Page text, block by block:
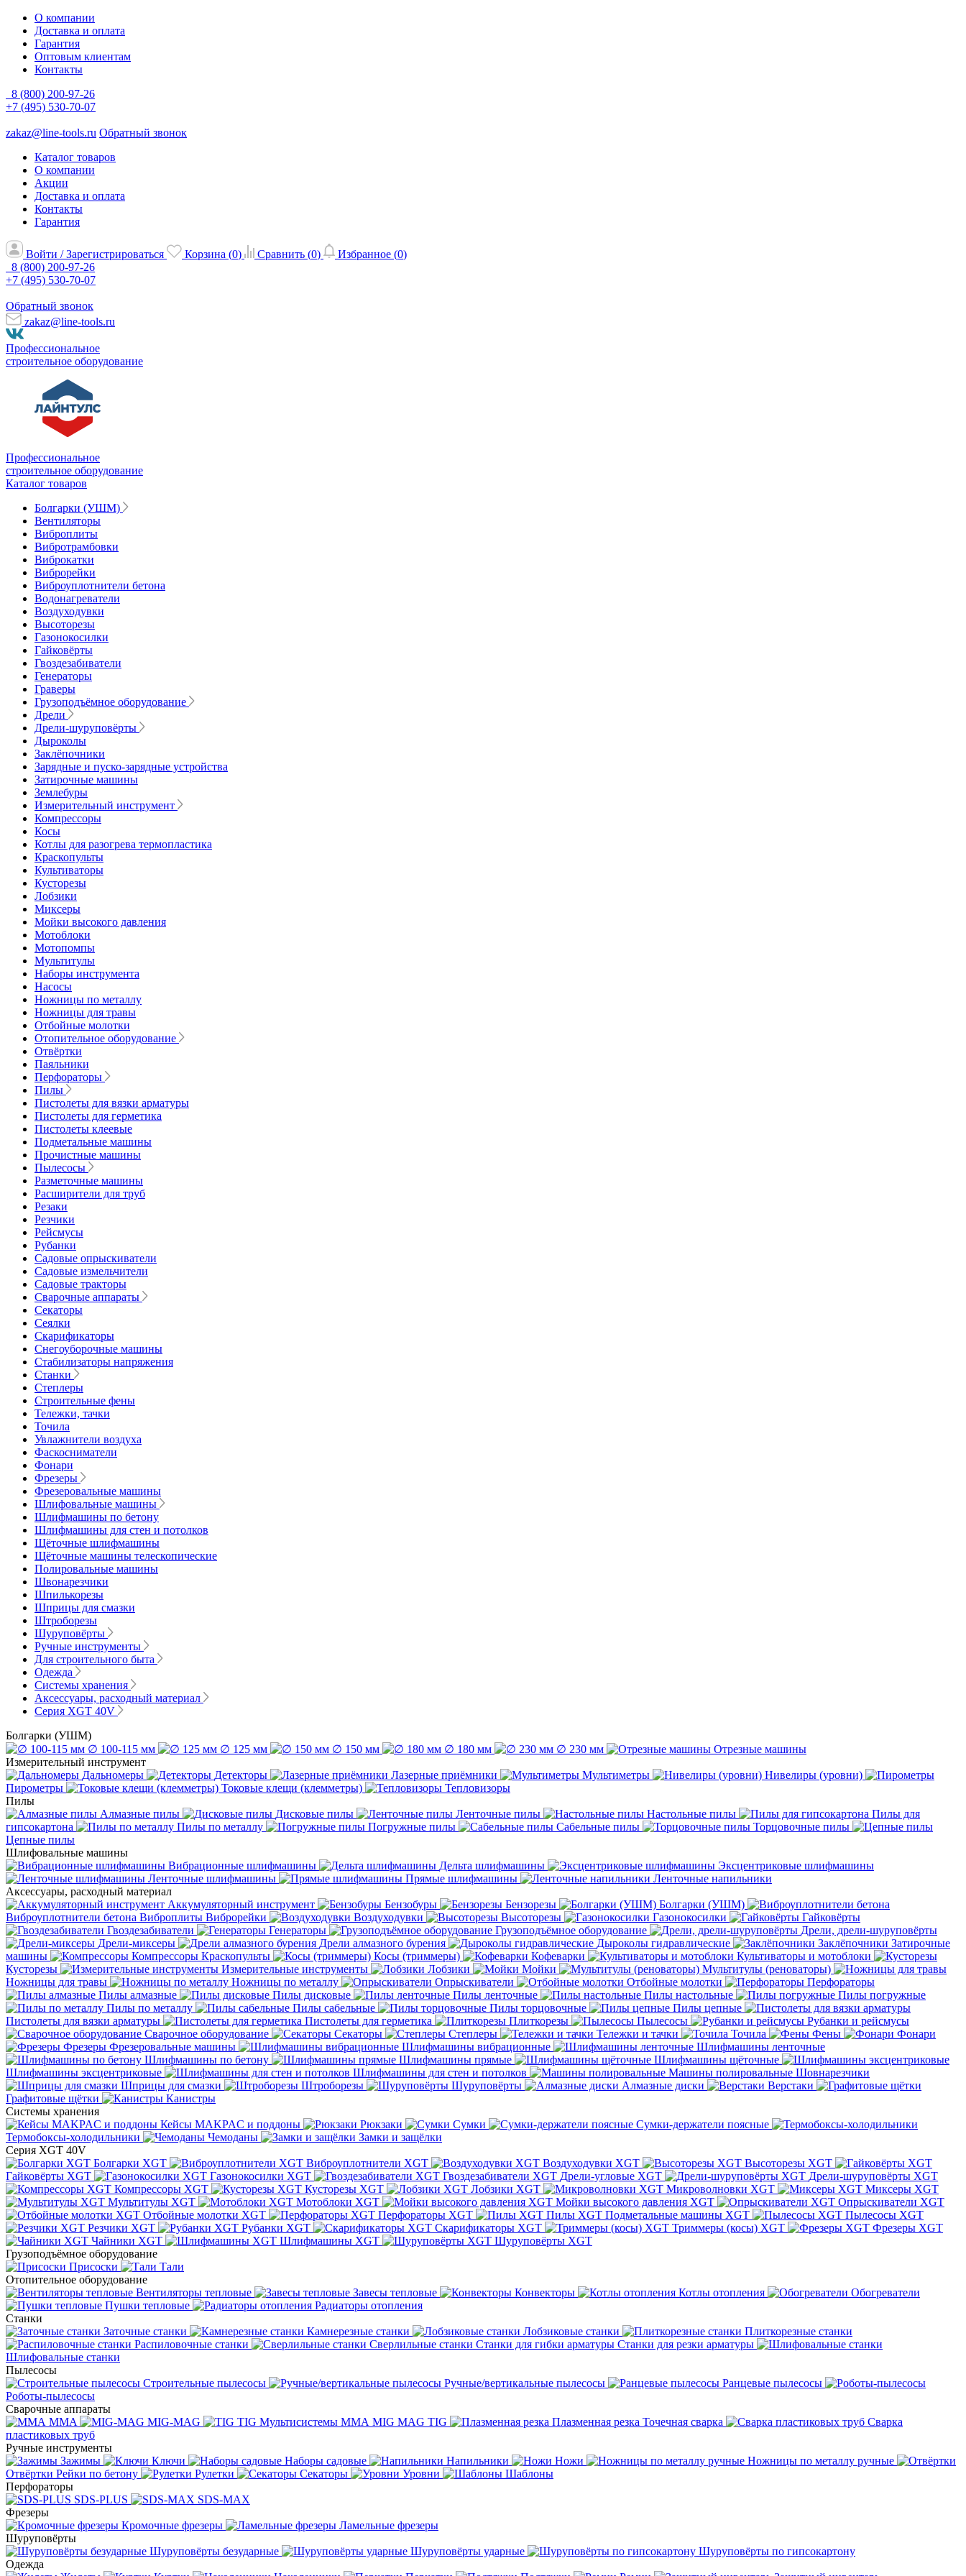
О компании
Доставка и оплата
Гарантия
Оптовым клиентам
Контакты
8 (800) 200-97-26
+7 (495) 530-70-07
zakaz@line-tools.ru Обратный звонок
Каталог товаров
О компании
Акции
Доставка и оплата
Контакты
Гарантия
Войти / Зарегистрироваться Корзина (0) Сравнить (0) Избранное (0)
8 (800) 200-97-26
+7 (495) 530-70-07
Обратный звонок
zakaz@line-tools.ru
Профессиональное
строительное оборудование
Профессиональное
строительное оборудование
Каталог товаров
Болгарки (УШМ)
Вентиляторы
Виброплиты
Вибротрамбовки
Виброкатки
Виброрейки
Виброуплотнители бетона
Водонагреватели
Воздуходувки
Высоторезы
Газонокосилки
Гайковёрты
Гвоздезабиватели
Генераторы
Граверы
Грузоподъёмное оборудование
Дрели
Дрели-шуруповёрты
Дыроколы
Заклёпочники
Зарядные и пуско-зарядные устройства
Затирочные машины
Землебуры
Измерительный инструмент
Компрессоры
Косы
Котлы для разогрева термопластика
Краскопульты
Культиваторы
Кусторезы
Лобзики
Миксеры
Мойки высокого давления
Мотоблоки
Мотопомпы
Мультитулы
Наборы инструмента
Насосы
Ножницы по металлу
Ножницы для травы
Отбойные молотки
Отопительное оборудование
Отвёртки
Паяльники
Перфораторы
Пилы
Пистолеты для вязки арматуры
Пистолеты для герметика
Пистолеты клеевые
Подметальные машины
Прочистные машины
Пылесосы
Разметочные машины
Расширители для труб
Резаки
Резчики
Рейсмусы
Рубанки
Садовые опрыскиватели
Садовые измельчители
Садовые тракторы
Сварочные аппараты
Секаторы
Сеялки
Скарификаторы
Снегоуборочные машины
Стабилизаторы напряжения
Станки
Степлеры
Строительные фены
Тележки, тачки
Точила
Увлажнители воздуха
Фаскосниматели
Фонари
Фрезеры
Фрезеровальные машины
Шлифовальные машины
Шлифмашины по бетону
Шлифмашины для стен и потолков
Щёточные шлифмашины
Щёточные машины телескопические
Полировальные машины
Швонарезчики
Шпилькорезы
Шприцы для смазки
Штроборезы
Шуруповёрты
Ручные инструменты
Для строительного быта
Одежда
Системы хранения
Аксессуары, расходный материал
Серия XGT 40V
Болгарки (УШМ)
∅ 100-115 мм
∅ 125 мм ∅ 150 мм ∅ 180 мм ∅ 230 мм
Отрезные машины
Измерительный инструмент
Дальномеры
Детекторы Лазерные приёмники Мультиметры
Нивелиры (уровни)
Пирометры
Токовые клещи (клемметры)
Тепловизоры
Пилы
Алмазные пилы
Дисковые пилы Ленточные пилы Настольные пилы
Пилы для
гипсокартона
Пилы по металлу Погружные пилы Сабельные пилы
Торцовочные пилы
Цепные пилы
Шлифовальные машины
Вибрационные шлифмашины
Дельта шлифмашины
Эксцентриковые шлифмашины
Ленточные шлифмашины
Прямые шлифмашины
Ленточные напильники
Аксессуары, расходный материал
Аккумуляторный инструмент
Бензобуры Бензорезы
Болгарки (УШМ)
Виброуплотнители бетона Виброплиты Виброрейки Воздуходувки Высоторезы Газонокосилки
Гайковёрты
Гвоздезабиватели
Генераторы Грузоподъёмное оборудование
Дрели, дрели-шуруповёрты
Дрели-миксеры
Дрели алмазного бурения Дыроколы гидравлические Заклёпочники Затирочные
машины
Компрессоры Краскопульты Косы (триммеры) Кофеварки
Культиваторы и мотоблоки
Кусторезы
Измерительные инструменты Лобзики Мойки
Мультитулы (реноваторы)
Ножницы для травы
Ножницы по металлу Опрыскиватели Отбойные молотки
Перфораторы
Пилы алмазные
Пилы дисковые Пилы ленточные Пилы настольные
Пилы погружные
Пилы по металлу
Пилы сабельные Пилы торцовочные
Пилы цепные
Пистолеты для вязки арматуры
Пистолеты для герметика Плиткорезы Пылесосы
Рубанки и рейсмусы
Сварочное оборудование
Секаторы Степлеры Тележки и тачки Точила Фены
Фонари
Фрезеры Фрезеровальные машины Шлифмашины вибрационные
Шлифмашины ленточные
Шлифмашины по бетону
Шлифмашины прямые
Шлифмашины щёточные
Шлифмашины эксцентриковые
Шлифмашины для стен и потолков Машины полировальные Шовнарезчики
Шприцы для смазки
Штроборезы Шуруповёрты Алмазные диски
Верстаки
Графитовые щётки
Канистры
Системы хранения
Кейсы MAKPAC и поддоны
Рюкзаки Сумки
Сумки-держатели поясные
Термобоксы-холодильники
Чемоданы
Замки и защёлки
Серия XGT 40V
Болгарки XGT
Виброуплотнители XGT Воздуходувки XGT
Высоторезы XGT
Гайковёрты XGT
Газонокосилки XGT Гвоздезабиватели XGT Дрели-угловые XGT
Дрели-шуруповёрты XGT
Компрессоры XGT
Кусторезы XGT Лобзики XGT Микроволновки XGT
Миксеры XGT
Мультитулы XGT
Мотоблоки XGT Мойки высокого давления XGT
Опрыскиватели XGT
Отбойные молотки XGT
Перфораторы XGT Пилы XGT Подметальные машины XGT
Пылесосы XGT
Резчики XGT
Рубанки XGT Скарификаторы XGT Триммеры (косы) XGT
Фрезеры XGT
Чайники XGT
Шлифмашины XGT
Шуруповёрты XGT
Грузоподъёмное оборудование
Присоски
Тали
Отопительное оборудование
Вентиляторы тепловые
Завесы тепловые Конвекторы Котлы отопления
Обогреватели
Пушки тепловые
Радиаторы отопления
Станки
Заточные станки
Камнерезные станки Лобзиковые станки
Плиткорезные станки
Распиловочные станки
Сверлильные станки Станки для гибки арматуры Станки для резки арматуры
Шлифовальные станки
Пылесосы
Строительные пылесосы
Ручные/вертикальные пылесосы
Ранцевые пылесосы
Роботы-пылесосы
Сварочные аппараты
MMA
MIG-MAG TIG Мультисистемы ММА MIG MAG TIG Плазменная резка Точечная сварка
Cварка
пластиковых труб
Ручные инструменты
Зажимы
Ключи Наборы садовые Напильники Ножи
Ножницы по металлу ручные
Отвёртки Рейки по бетону Рулетки Секаторы Уровни
Шаблоны
Перфораторы
SDS-PLUS
SDS-MAX
Фрезеры
Кромочные фрезеры
Ламельные фрезеры
Шуруповёрты
Шуруповёрты безударные
Шуруповёрты ударные
Шуруповёрты по гипсокартону
Одежда